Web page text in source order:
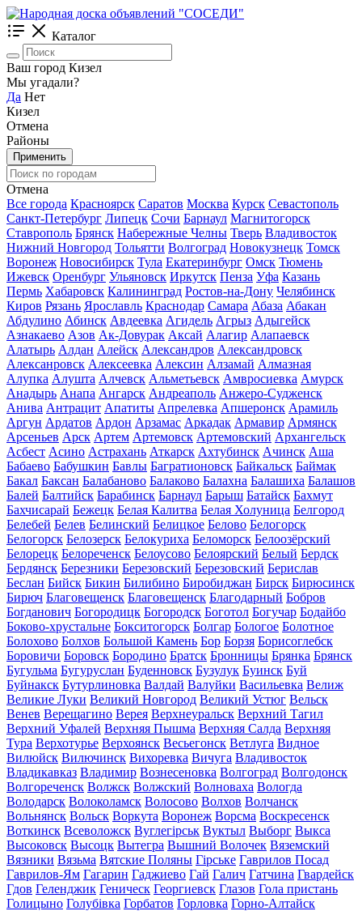
Каталог
Ваш город Кизел
Мы угадали?
Да Нет
Кизел
Отмена
Районы
Применить
Отмена
Все города Красноярск Саратов Москва Курск Севастополь
Санкт-Петербург Липецк Сочи Барнаул Магнитогорск
Ставрополь Брянск Набережные Челны Тверь Владивосток
Нижний Новгород Тольятти Волгоград Новокузнецк Томск
Воронеж Новосибирск Тула Екатеринбург Омск Тюмень
Ижевск Оренбург Ульяновск Иркутск Пенза Уфа Казань
Пермь Хабаровск Калининград Ростов-на-Дону Челябинск
Киров Рязань Ярославль Краснодар Самара Абаза Абакан
Абдулино Абинск Авдеевка Агидель Агрыз Адыгейск
Азнакаево Азов Ак-Довурак Аксай Алагир Алапаевск
Алатырь Алдан Алейск Александров Александровск
Алексанровск Алексеевка Алексин Алзамай Алмазная
Алупка Алушта Алчевск Альметьевск Амвросиевка Амурск
Анадырь Анапа Ангарск Андреаполь Анжеро-Судженск
Анива Антрацит Апатиты Апрелевка Апшеронск Арамиль
Аргун Ардатов Ардон Арзамас Аркадак Армавир Армянск
Арсеньев Арск Артем Артемовск Артемовский Архангельск
Асбест Асино Астрахань Аткарск Ахтубинск Ачинск Аша
Бабаево Бабушкин Бавлы Багратионовск Байкальск Баймак
Бакал Баксан Балабаново Балаково Балахна Балашиха Балашов
Балей Балтийск Барабинск Барнаул Барыш Батайск Бахмут
Бахчисарай Бежецк Белая Калитва Белая Холуница Белгород
Белебей Белев Белинский Белицкое Белово Белогорск
Белогорск Белозерск Белокуриха Беломорск Белоозёрский
Белорецк Белореченск Белоусово Белоярский Белый Бердск
Бердянск Березники Березовский Березовский Берислав
Беслан Бийск Бикин Билибино Биробиджан Бирск Бирюсинск
Бирюч Благовещенск Благовещенск Благодарный Бобров
Богданович Богородицк Богородск Боготол Богучар Бодайбо
Боково-хрустальне Бокситогорск Болгар Бологое Болотное
Болохово Болхов Большой Камень Бор Борзя Борисоглебск
Боровичи Боровск Бородино Братск Бронницы Брянка Брянск
Бугульма Бугуруслан Буденновск Бузулук Буинск Буй
Буйнакск Бутурлиновка Валдай Валуйки Васильевка Велиж
Великие Луки Великий Новгород Великий Устюг Вельск
Венев Верещагино Верея Верхнеуральск Верхний Тагил
Верхний Уфалей Верхняя Пышма Верхняя Салда Верхняя
Тура Верхотурье Верхоянск Весьегонск Ветлуга Видное
Вилюйск Вилючинск Вихоревка Вичуга Владивосток
Владикавказ Владимир Вознесеновка Волгоград Волгодонск
Волгореченск Волжск Волжский Волноваха Вологда
Володарск Волоколамск Волосово Волхов Волчанск
Вольнянск Вольск Воркута Воронеж Ворсма Воскресенск
Воткинск Всеволожск Вуглегірськ Вуктыл Выборг Выкса
Высоковск Высоцк Вытегра Вышний Волочек Вяземский
Вязники Вязьма Вятские Поляны Гірське Гаврилов Посад
Гаврилов-Ям Гагарин Гаджиево Гай Галич Гатчина Гвардейск
Гдов Геленджик Геническ Георгиевск Глазов Гола пристань
Голицыно Голубівка Горбатов Горловка Горно-Алтайск